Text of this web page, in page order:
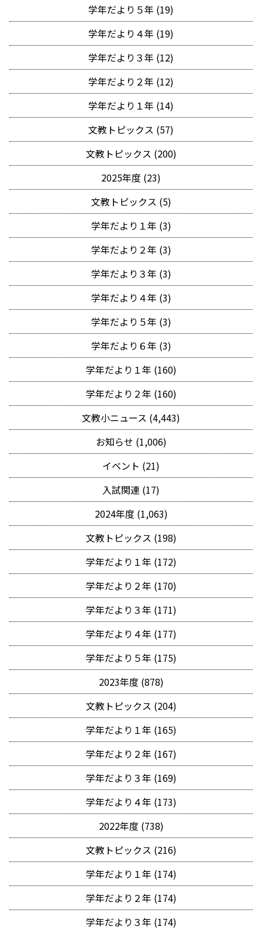
学年だより５年 (19)
学年だより４年 (19)
学年だより３年 (12)
学年だより２年 (12)
学年だより１年 (14)
文教トピックス (57)
文教トピックス (200)
2025年度 (23)
文教トピックス (5)
学年だより１年 (3)
学年だより２年 (3)
学年だより３年 (3)
学年だより４年 (3)
学年だより５年 (3)
学年だより６年 (3)
学年だより１年 (160)
学年だより２年 (160)
文教小ニュース (4,443)
お知らせ (1,006)
イベント (21)
入試関連 (17)
2024年度 (1,063)
文教トピックス (198)
学年だより１年 (172)
学年だより２年 (170)
学年だより３年 (171)
学年だより４年 (177)
学年だより５年 (175)
2023年度 (878)
文教トピックス (204)
学年だより１年 (165)
学年だより２年 (167)
学年だより３年 (169)
学年だより４年 (173)
2022年度 (738)
文教トピックス (216)
学年だより１年 (174)
学年だより２年 (174)
学年だより３年 (174)